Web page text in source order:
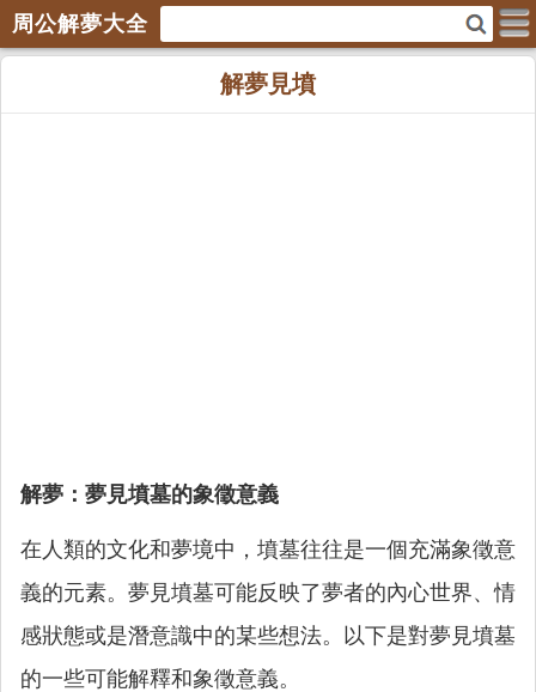
周公解夢大全
解夢見墳
解夢：夢見墳墓的象徵意義
在人類的文化和夢境中，墳墓往往是一個充滿象徵意
義的元素。夢見墳墓可能反映了夢者的內心世界、情
感狀態或是潛意識中的某些想法。以下是對夢見墳墓
的一些可能解釋和象徵意義。